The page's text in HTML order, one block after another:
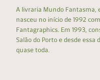
A livraria Mundo Fantasma,
nasceu no início de 1992
Fantagraphics. Em 1993,
Salão do Porto e desde essa
quase toda.